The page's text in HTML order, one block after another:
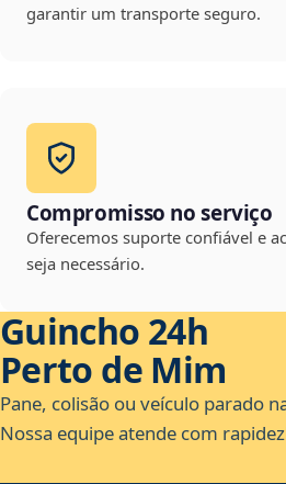
garantir um transporte seguro.
Compromisso no serviço
Oferecemos suporte confiável e
seja necessário.
Guincho 24h
Perto de Mim
Pane, colisão ou veículo parado
Nossa equipe atende com